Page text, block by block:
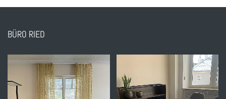
BÜRO RIED